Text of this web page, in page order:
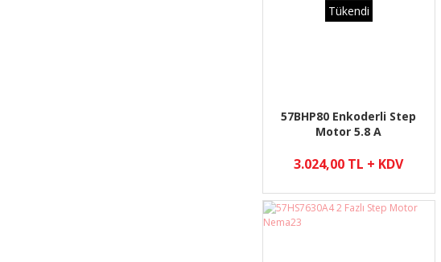
Tükendi
57BHP80 Enkoderli Step
Motor 5.8 A
3.024,00 TL + KDV